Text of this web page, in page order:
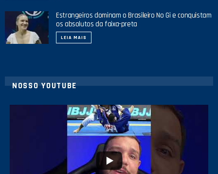
Estrangeiros dominam o Brasileiro No Gi e conquistam
os absolutos da faixa-preta
LEIA MAIS
NOSSO YOUTUBE